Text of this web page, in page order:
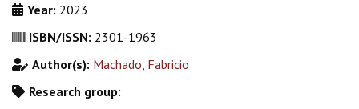
Year: 2023
ISBN/ISSN: 2301-1963
Author(s): Machado, Fabricio
Research group: